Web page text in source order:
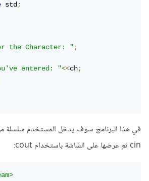
std;
the Character: ";
entered: "<<ch;
في هذا البرنامج سوف يدخل المستخدم سلسلة
cin ثم عرضها على الشاشة باستخدام cout: